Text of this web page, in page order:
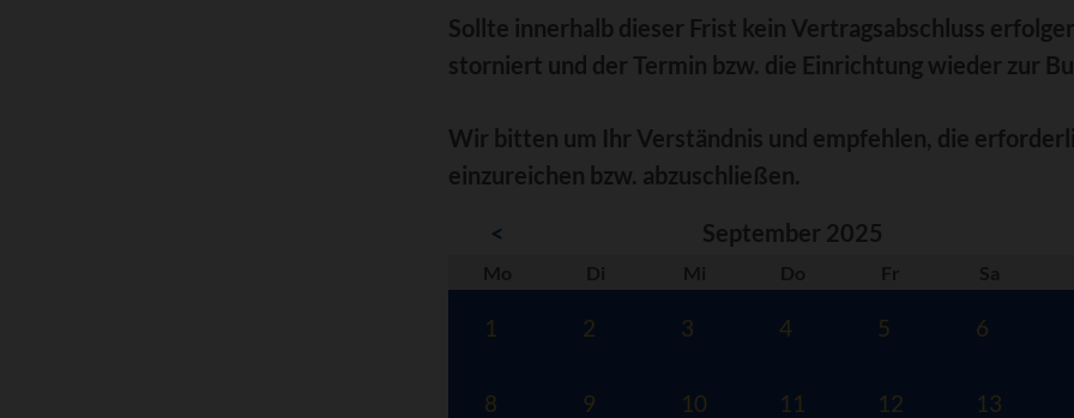
Sollte innerhalb dieser Frist kein Vertragsabschluss
storniert und der Termin bzw. die Einrichtung wieder zur
Wir bitten um Ihr Verständnis und empfehlen, die
einzureichen bzw. abzuschließen.
<
September 2025
1 2 3 4 5 6
8 9 10 11 12 13